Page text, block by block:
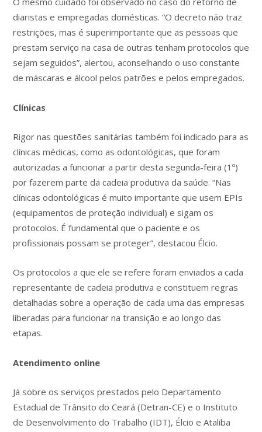
diaristas e empregadas domésticas. “O decreto não traz
restrições, mas é superimportante que as pessoas que
prestam serviço na casa de outras tenham protocolos que
sejam seguidos”, alertou, aconselhando o uso constante
de máscaras e álcool pelos patrões e pelos empregados.
Clínicas
Rigor nas questões sanitárias também foi indicado para as
clínicas médicas, como as odontológicas, que foram
autorizadas a funcionar a partir desta segunda-feira (1º)
por fazerem parte da cadeia produtiva da saúde. “Nas
clínicas odontológicas é muito importante que usem EPIs
(equipamentos de proteção individual) e sigam os
protocolos. É fundamental que o paciente e os
profissionais possam se proteger”, destacou Élcio.
Os protocolos a que ele se refere foram enviados a cada
representante de cadeia produtiva e constituem regras
detalhadas sobre a operação de cada uma das empresas
liberadas para funcionar na transição e ao longo das
etapas.
Atendimento online
Já sobre os serviços prestados pelo Departamento
Estadual de Trânsito do Ceará (Detran-CE) e o Instituto
de Desenvolvimento do Trabalho (IDT), Élcio e Ataliba